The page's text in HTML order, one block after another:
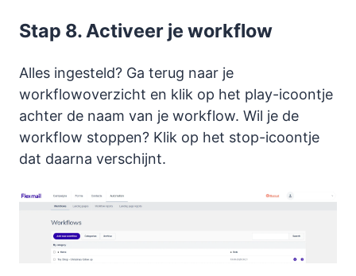
Stap 8. Activeer je workflow
Alles ingesteld? Ga terug naar je
workflowoverzicht en klik op het play-icoontje
achter de naam van je workflow. Wil je de
workflow stoppen? Klik op het stop-icoontje
dat daarna verschijnt.